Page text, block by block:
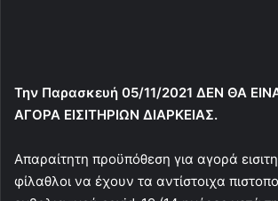
Την Παρασκευή 05/11/2021 ΔΕΝ ΘΑ
ΑΓΟΡΑ ΕΙΣΙΤΗΡΙΩΝ ΔΙΑΡΚΕΙΑΣ.
Απαραίτητη προϋπόθεση για αγορά
φίλαθλοι να έχουν τα αντίστοιχα